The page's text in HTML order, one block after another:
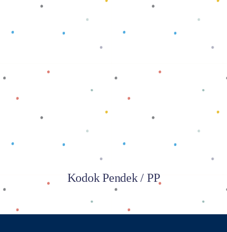
Baca selengkapnya
Kodok Pendek / PP